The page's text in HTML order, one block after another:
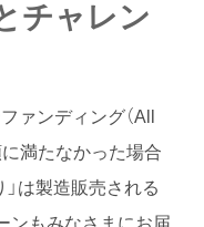
チャレン
ァンディング（All
満たなかった場合
は製造販売される
ンもみなさまにお届